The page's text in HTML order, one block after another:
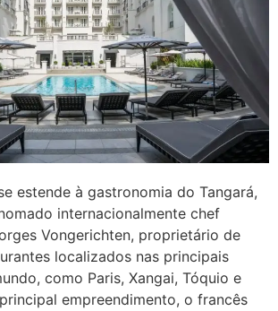
estende à gastronomia do Tangará,
internacionalmente chef
Vongerichten, proprietário de
localizados nas principais
como Paris, Xangai, Tóquio e
empreendimento, o francês